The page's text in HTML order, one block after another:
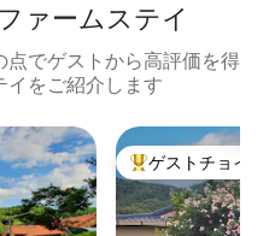
ァームステイ
点でゲストから高評価を得
イをご紹介します
大好評のゲスト
ゲストチョイス